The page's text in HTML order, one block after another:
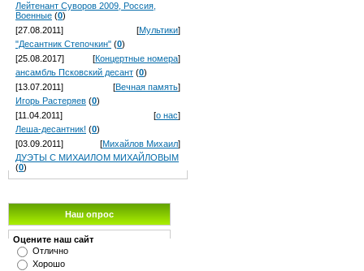
Лейтенант Суворов 2009, Россия,
Военные (0)
[27.08.2011]
[Мультики]
"Десантник Степочкин" (0)
[25.08.2017]
[Концертные номера]
ансамбль Псковский десант (0)
[13.07.2011]
[Вечная память]
Игорь Растеряев (0)
[11.04.2011]
[о нас]
Леша-десантник! (0)
[03.09.2011]
[Михайлов Михаил]
ДУЭТЫ С МИХАИЛОМ МИХАЙЛОВЫМ
(0)
Наш опрос
Оцените наш сайт
Отлично
Хорошо